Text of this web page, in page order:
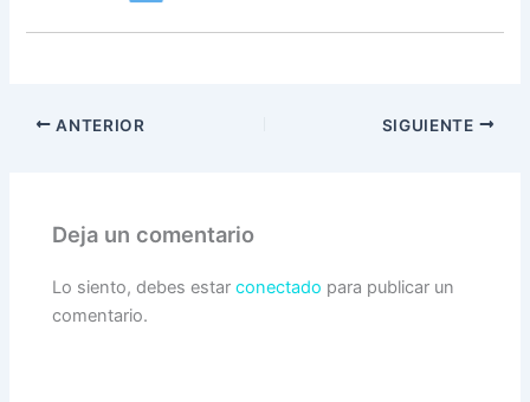
ANTERIOR SIGUIENTE
Deja un comentario
Lo siento, debes estarconectado para publicar un
comentario.